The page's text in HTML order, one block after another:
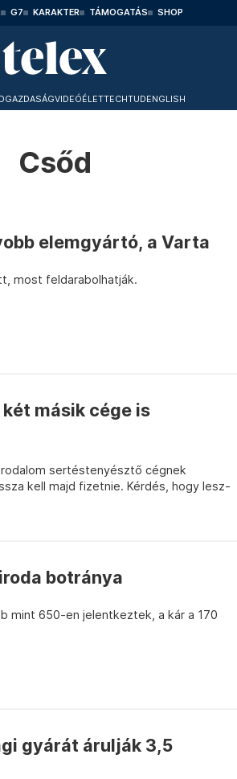
G7 KARAKTER TÁMOGATÁS SHOP
GAZDASÁGVIDEÓÉLETTECHTUDENGLISH
Csőd
elemgyártó, a Varta
most feldarabolhatják.
másik cége is
sertéstenyésztő cégnek
kell majd fizetnie. Kérdés, hogy lesz-
botránya
mint 650-en jelentkeztek, a kár a 170
gyárát árulják 3,5